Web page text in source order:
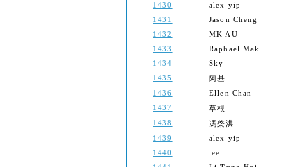
1430
alex yip
1431
Jason Cheng
1432
MK AU
1433
Raphael Mak
1434
Sky
1435
阿基
1436
Ellen Chan
1437
草根
1438
馮棨洪
1439
alex yip
1440
lee